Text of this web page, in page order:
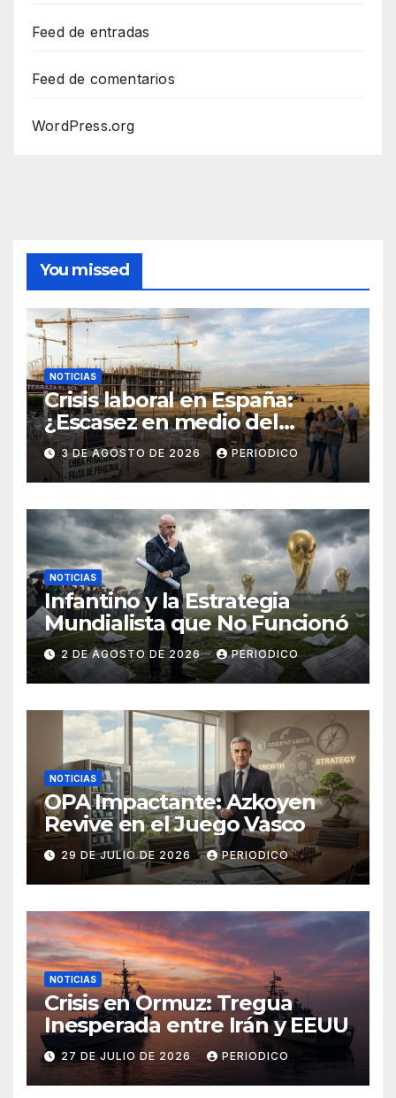
Feed de entradas
Feed de comentarios
WordPress.org
You missed
NOTICIAS
Crisis laboral en España:
¿Escasez en medio del
desempleo?
3 DE AGOSTO DE 2026 PERIODICO
NOTICIAS
Infantino y la Estrategia
Mundialista que No Funcionó
2 DE AGOSTO DE 2026 PERIODICO
NOTICIAS
OPA Impactante: Azkoyen
Revive en el Juego Vasco
29 DE JULIO DE 2026 PERIODICO
NOTICIAS
Crisis en Ormuz: Tregua
Inesperada entre Irán y EEUU
27 DE JULIO DE 2026 PERIODICO